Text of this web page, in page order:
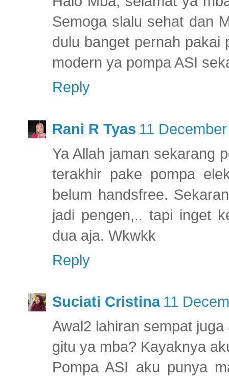
Semoga slalu sehat dan
dulu banget pernah pakai
modern ya pompa ASI
Reply
Rani R Tyas 11
Ya Allah jaman sekarang
terakhir pake pompa
belum handsfree.
jadi pengen,.. tapi inget
dua aja. Wkwkk
Reply
Suciati Cristina 11
Awal2 lahiran sempat
gitu ya mba? Kayaknya
Pompa ASI aku punya